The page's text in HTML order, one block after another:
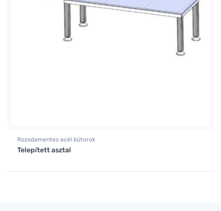
Rozsdamentes acél bútorok
Telepített asztal